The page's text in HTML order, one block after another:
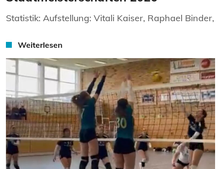
Statistik: Aufstellung: Vitali Kaiser, Raphael Binder,
Weiterlesen